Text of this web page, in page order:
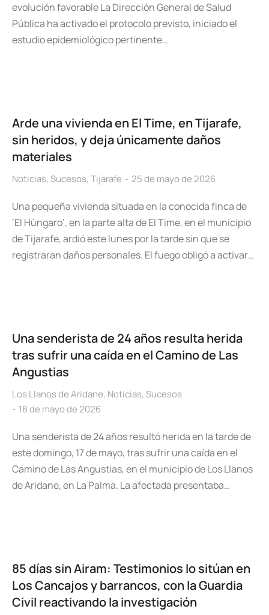
evolución favorable La Dirección General de Salud
Pública ha activado el protocolo previsto, iniciado el
estudio epidemiológico pertinente…
Arde una vivienda en El Time, en Tijarafe,
sin heridos, y deja únicamente daños
materiales
Noticias, Sucesos, Tijarafe 25 de mayo de 2026
Una pequeña vivienda situada en la conocida finca de
‘El Húngaro’, en la parte alta de El Time, en el municipio
de Tijarafe, ardió este lunes por la tarde sin que se
registraran daños personales. El fuego obligó a activar…
Una senderista de 24 años resulta herida
tras sufrir una caída en el Camino de Las
Angustias
Los Llanos de Aridane, Noticias, Sucesos
18 de mayo de 2026
Una senderista de 24 años resultó herida en la tarde de
este domingo, 17 de mayo, tras sufrir una caída en el
Camino de Las Angustias, en el municipio de Los Llanos
de Aridane, en La Palma. La afectada presentaba…
85 días sin Airam: Testimonios lo sitúan en
Los Cancajos y barrancos, con la Guardia
Civil reactivando la investigación